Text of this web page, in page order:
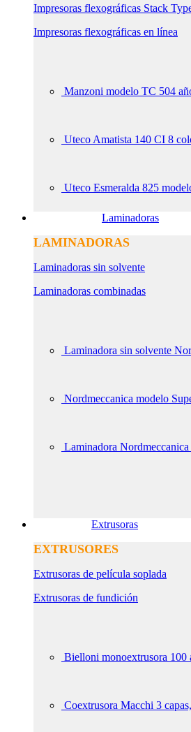
Impresoras flexográficas Stack
Impresoras flexográficas en línea
Manzoni modelo TC 504
Uteco Amatista 140 CI 8
Uteco Esmeralda 825
Laminadoras
LAMINADORAS
Laminadoras sin solvente
Laminadoras combinadas
Laminadora sin solvente
Nordmeccanica modelo
Laminadora
Extrusoras
EXTRUSORES
Extrusoras de película soplada
Extrusoras de fundición
Bielloni monoextrusora 100
Coextrusora Macchi 3